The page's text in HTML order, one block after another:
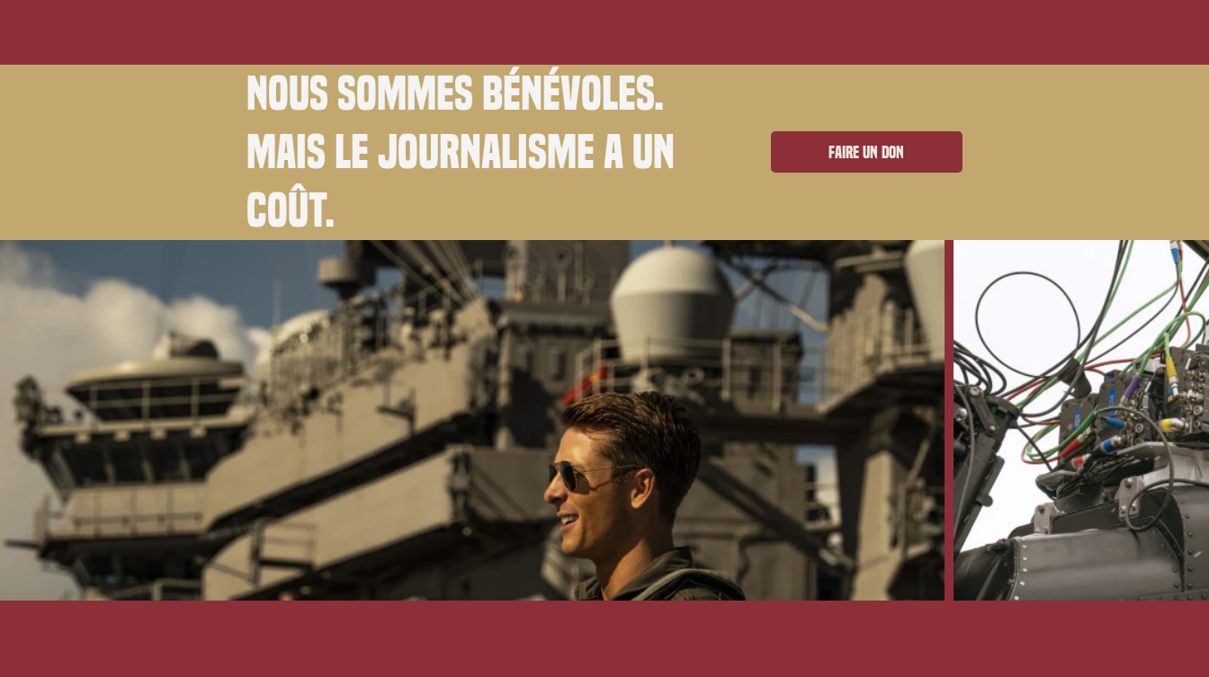
Nous sommes bénévoles.
Mais le journalisme a un
coût.
Faire un don